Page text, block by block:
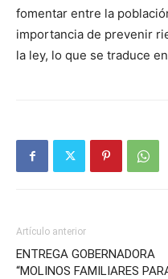
fomentar entre la
importancia de prevenir
la ley, lo que se traduce
Artículo anterior
ENTREGA GOBERNADORA
“MOLINOS FAMILIARES